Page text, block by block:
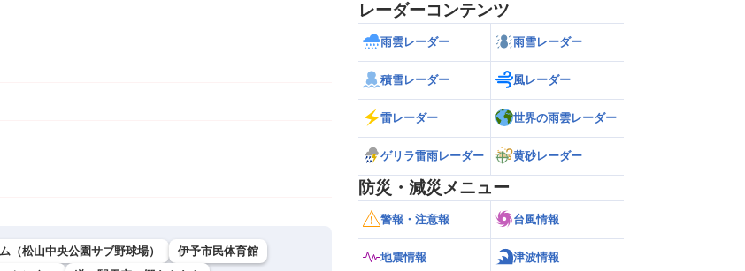
（松山中央公園サブ野球場）
伊予市民体育館
レーダーコンテンツ
雨雲レーダー 雨雪レーダー
積雪レーダー 風レーダー
雷レーダー 世界の雨雲レーダー
ゲリラ雷雨レーダー 黄砂レーダー
防災・減災メニュー
警報・注意報 台風情報
地震情報 津波情報